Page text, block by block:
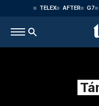
TELEX AFTER G7